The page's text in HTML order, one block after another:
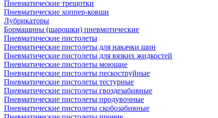
Пневматические трещотки
Пневматические хоппер-ковши
Лубрикаторы
Бормашины (шарошки) пневмотические
Пневматические пистолеты
Пневматические пистолеты для накачки шин
Пневматические пистолеты для вязких жидкостей
Пневматические пистолеты моющие
Пневматические пистолеты пескоструйные
Пневматические пистолеты тестурные
Пневматические пистолеты гвоздезабивные
Пневматические пистолеты продувочные
Пневматические пистолеты скобозабивные